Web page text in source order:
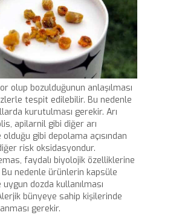
olup bozulduğunun anlaşılması
tespit edilebilir. Bu nedenle
kurutulması gerekir. Arı
apilarnil gibi diğer arı
gibi depolama açısından
risk oksidasyondur.
faydalı biyolojik özelliklerine
nedenle ürünlerin kapsüle
dozda kullanılması
bünyeye sahip kişilerinde
gerekir.